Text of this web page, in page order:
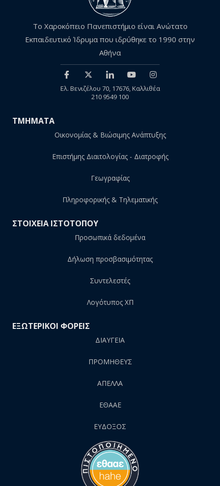
Το Χαροκόπειο Πανεπιστήμιο είναι Ανώτατο
Εκπαιδευτικό Ίδρυμα που ιδρύθηκε το 1990 στην
Αθήνα
Ελ. Βενιζέλου 70, 17676, Καλλιθέα
210 9549 100
ΤΜΗΜΑΤΑ
Οικονομίας & Βιώσιμης Ανάπτυξης
Επιστήμης Διαιτολογίας - Διατροφής
Γεωγραφίας
Πληροφορικής & Τηλεματικής
ΣΤΟΙΧΕΙΑ ΙΣΤΟΤΟΠΟΥ
Προσωπικά δεδομένα
Δήλωση προσβασιμότητας
Συντελεστές
Λογότυπος ΧΠ
ΕΞΩΤΕΡΙΚΟΙ ΦΟΡΕΙΣ
ΔΙΑΥΓΕΙΑ
ΠΡΟΜΗΘΕΥΣ
AΠΕΛΛΑ
ΕΘΑΑΕ
ΕΥΔΟΞΟΣ